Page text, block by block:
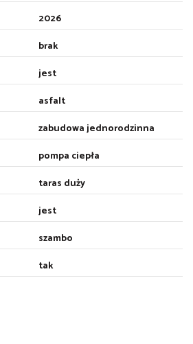
2026
brak
jest
asfalt
zabudowa jednorodzinna
pompa ciepła
taras duży
jest
szambo
tak